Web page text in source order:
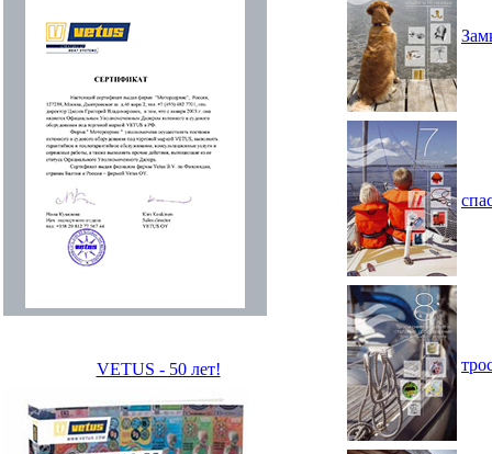
VETUS - 50 лет!